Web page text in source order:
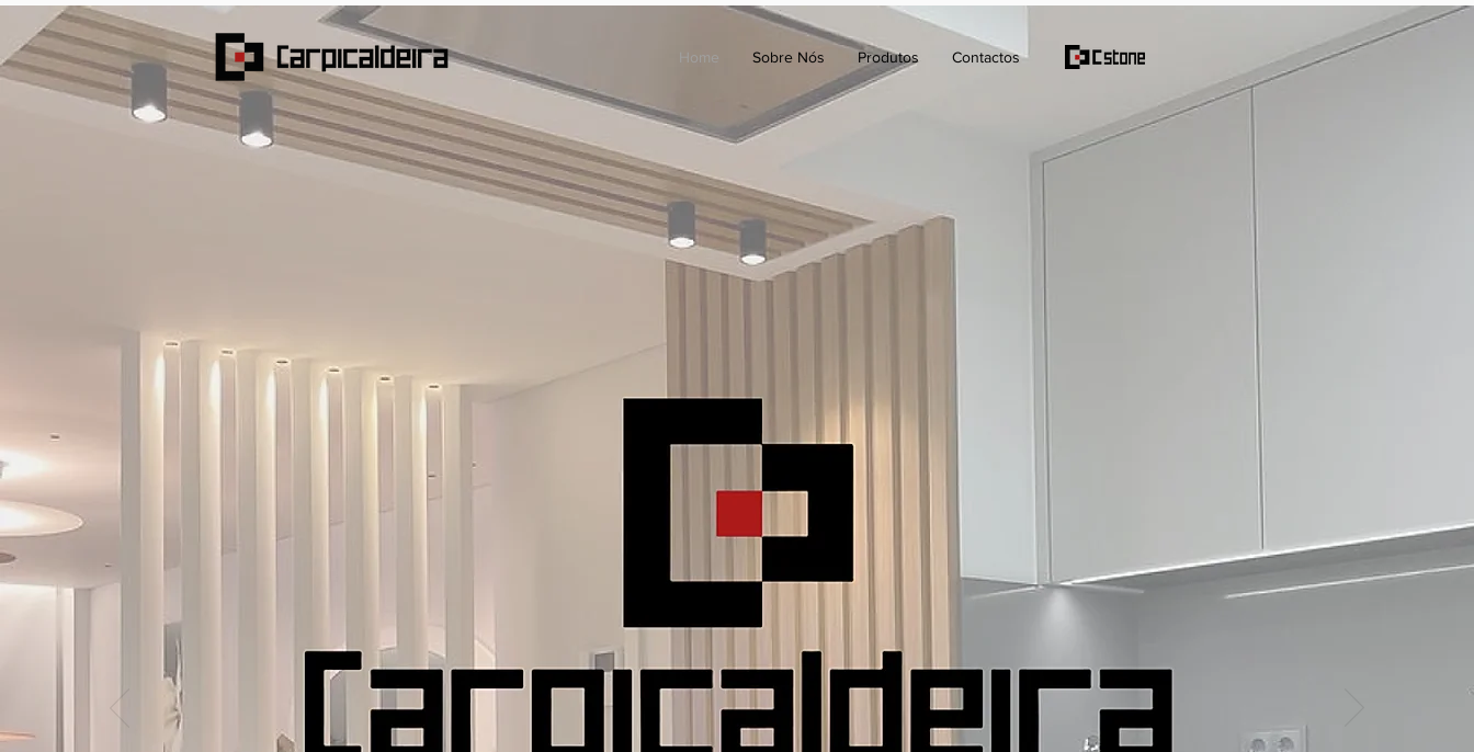
Home Sobre Nós Produtos Contactos